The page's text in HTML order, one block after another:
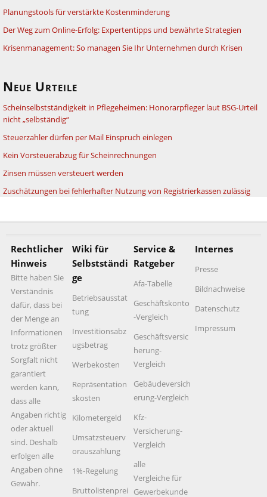
Planungstools für verstärkte Kostenminderung
Der Weg zum Online-Erfolg: Expertentipps und bewährte Strategien
Krisenmanagement: So managen Sie Ihr Unternehmen durch Krisen
Neue Urteile
Scheinselbstständigkeit in Pflegeheimen: Honorarpfleger laut BSG-Urteil
nicht „selbständig“
Steuerzahler dürfen per Mail Einspruch einlegen
Kein Vorsteuerabzug für Scheinrechnungen
Zinsen müssen versteuert werden
Zuschätzungen bei fehlerhafter Nutzung von Registrierkassen zulässig
Rechtlicher
Hinweis
Bitte haben Sie
Verständnis
dafür, dass bei
der Menge an
Informationen
trotz größter
Sorgfalt nicht
garantiert
werden kann,
dass alle
Angaben richtig
oder aktuell
sind. Deshalb
erfolgen alle
Angaben ohne
Gewähr.
Wiki für
Selbstständi
ge
Betriebsausstat
tung
Investitionsabz
ugsbetrag
Werbekosten
Repräsentation
skosten
Kilometergeld
Umsatzsteuerv
orauszahlung
1%-Regelung
Bruttolistenprei
Service &
Ratgeber
Afa-Tabelle
Geschäftskonto
-Vergleich
Geschäftsversic
herung-
Vergleich
Gebäudeversich
erung-Vergleich
Kfz-
Versicherung-
Vergleich
alle
Vergleiche für
Gewerbekunde
Internes
Presse
Bildnachweise
Datenschutz
Impressum